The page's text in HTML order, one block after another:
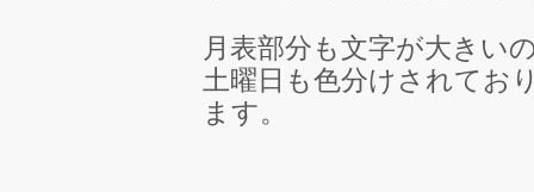
月表部分も文字が大きい
土曜日も色分けされてお
ます。